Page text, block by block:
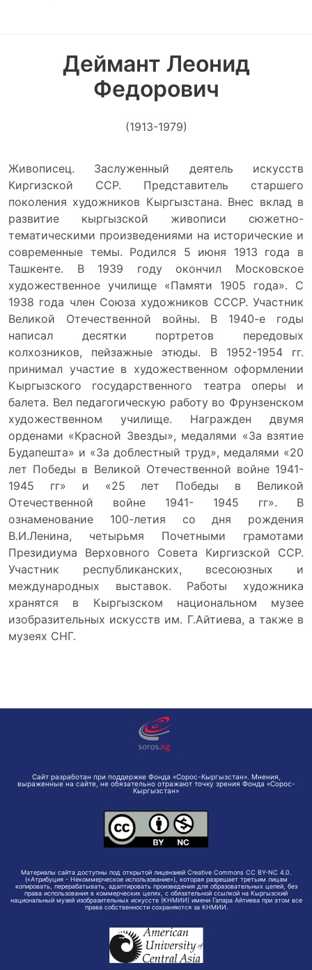
Деймант Леонид
Федорович
(1913-1979)
Живописец. Заслуженный деятель искусств
Киргизской ССР. Представитель старшего
поколения художников Кыргызстана. Внес вклад в
развитие кыргызской живописи сюжетно-
тематическими произведениями на исторические и
современные темы. Родился 5 июня 1913 года в
Ташкенте. В 1939 году окончил Московское
художественное училище «Памяти 1905 года». С
1938 года член Союза художников СССР. Участник
Великой Отечественной войны. В 1940-е годы
написал десятки портретов передовых
колхозников, пейзажные этюды. В 1952-1954 гг.
принимал участие в художественном оформлении
Кыргызского государственного театра оперы и
балета. Вел педагогическую работу во Фрунзенском
художественном училище. Награжден двумя
орденами «Красной Звезды», медалями «За взятие
Будапешта» и «За доблестный труд», медалями «20
лет Победы в Великой Отечественной войне 1941-
1945 гг» и «25 лет Победы в Великой
Отечественной войне 1941- 1945 гг». В
ознаменование 100-летия со дня рождения
В.И.Ленина, четырьмя Почетными грамотами
Президиума Верховного Совета Киргизской ССР.
Участник республиканских, всесоюзных и
международных выставок. Работы художника
хранятся в Кыргызском национальном музее
изобразительных искусств им. Г.Айтиева, а также в
музеях СНГ.
Сайт разработан при поддержке Фонда «Сорос-Кыргызстан». Мнения,
выраженные на сайте, не обязательно отражают точку зрения Фонда «Сорос-
Кыргызстан»
Материалы сайта доступны под открытой лицензией Creative Commons CC BY-NC 4.0.
(«Атрибуция - Некоммерческое использование»), которая разрешает третьим лицам
копировать, перерабатывать, адаптировать произведения для образовательных целей, без
права использования в коммерческих целях, с обязательной ссылкой на Кыргызский
национальный музей изобразительных искусств (КНМИИ) имени Гапара Айтиева при этом все
права собственности сохраняются за КНМИИ.